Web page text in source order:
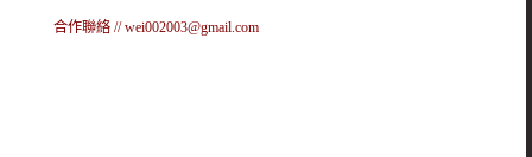
合作聯絡 //wei002003@gmail.com